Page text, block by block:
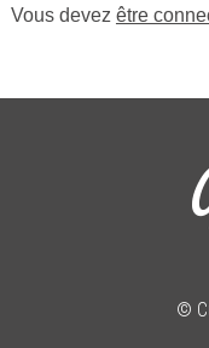
Vous devez être
©